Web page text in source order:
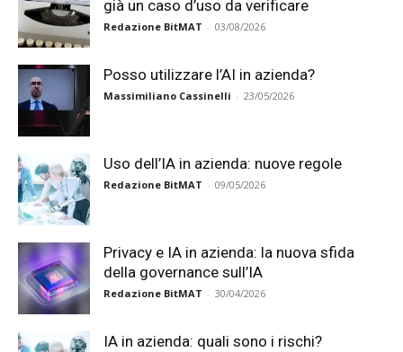
già un caso d’uso da verificare
Redazione BitMAT - 03/08/2026
Posso utilizzare l’AI in azienda?
Massimiliano Cassinelli - 23/05/2026
Uso dell’IA in azienda: nuove regole
Redazione BitMAT - 09/05/2026
Privacy e IA in azienda: la nuova sfida
della governance sull’IA
Redazione BitMAT - 30/04/2026
IA in azienda: quali sono i rischi?